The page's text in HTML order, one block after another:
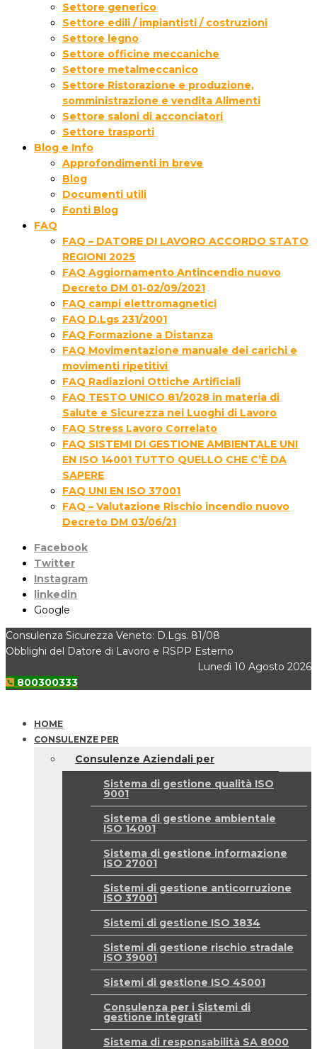
Settore generico
Settore edili / impiantisti / costruzioni
Settore legno
Settore officine meccaniche
Settore metalmeccanico
Settore Ristorazione e produzione,
somministrazione e vendita Alimenti
Settore saloni di acconciatori
Settore trasporti
Blog e Info
Approfondimenti in breve
Blog
Documenti utili
Fonti Blog
FAQ
FAQ – DATORE DI LAVORO ACCORDO STATO
REGIONI 2025
FAQ Aggiornamento Antincendio nuovo
Decreto DM 01-02/09/2021
FAQ campi elettromagnetici
FAQ D.Lgs 231/2001
FAQ Formazione a Distanza
FAQ Movimentazione manuale dei carichi e
movimenti ripetitivi
FAQ Radiazioni Ottiche Artificiali
FAQ TESTO UNICO 81/2028 in materia di
Salute e Sicurezza nei Luoghi di Lavoro
FAQ Stress Lavoro Correlato
FAQ SISTEMI DI GESTIONE AMBIENTALE UNI
EN ISO 14001 TUTTO QUELLO CHE C’È DA
SAPERE
FAQ UNI EN ISO 37001
FAQ – Valutazione Rischio incendio nuovo
Decreto DM 03/06/21
Facebook
Twitter
Instagram
linkedin
Google
Consulenza Sicurezza Veneto: D.Lgs. 81/08
Obblighi del Datore di Lavoro e RSPP Esterno
Lunedì 10 Agosto 2026
800300333
HOME
CONSULENZE PER
Consulenze Aziendali per
Sistema di gestione qualità ISO
9001
Sistema di gestione ambientale
ISO 14001
Sistema di gestione informazione
ISO 27001
Sistemi di gestione anticorruzione
ISO 37001
Sistemi di gestione ISO 3834
Sistemi di gestione rischio stradale
ISO 39001
Sistemi di gestione ISO 45001
Consulenza per i Sistemi di
gestione integrati
Sistema di responsabilità SA 8000